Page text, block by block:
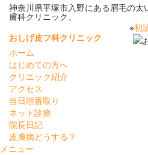
神奈川県平塚市入野にある眉毛の太
膚科クリニック。
※初
おしげ皮フ科クリニック
ホーム
はじめての方へ
クリニック紹介
アクセス
当日順番取り
ネット診療
院長日記
皮膚病どうする？
メニュー